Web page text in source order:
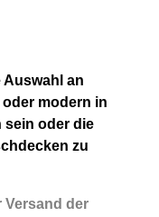
an
modern in
sein oder die
zu
der